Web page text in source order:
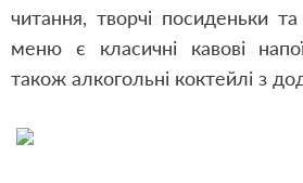
читання, творчі посиденьки
меню є класичні кавові
також алкогольні коктейлі з